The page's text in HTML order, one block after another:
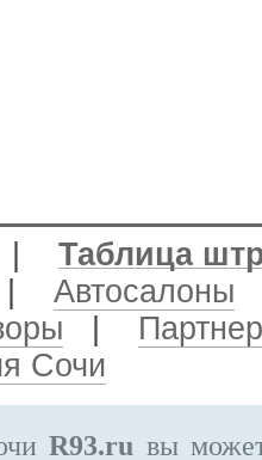
Таблица
Автосалоны
Сочи
R93.ru вы